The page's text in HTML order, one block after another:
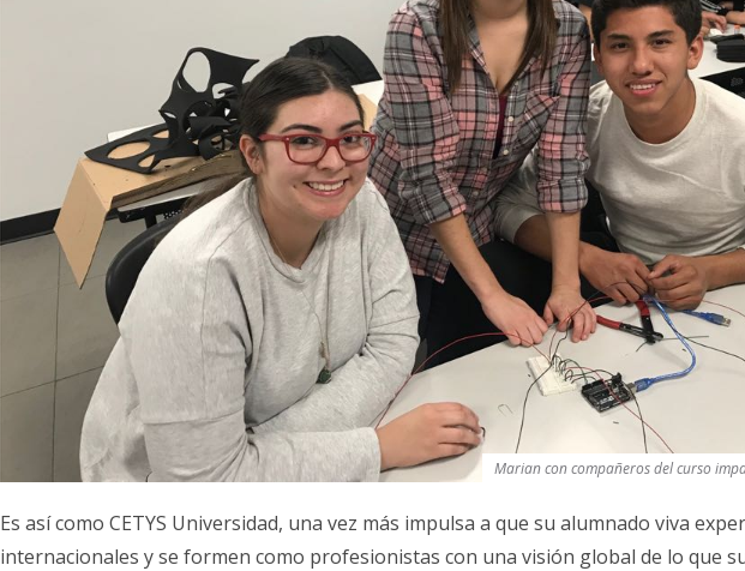
Marian con compañeros del curso
Es así como CETYS Universidad, una vez más impulsa a que su alumnado viva
internacionales y se formen como profesionistas con una visión global de lo que